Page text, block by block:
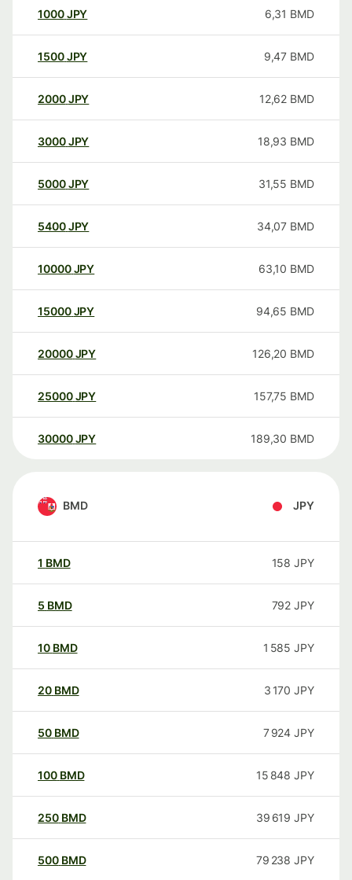
1000JPY 6,31 BMD
1500JPY 9,47 BMD
2000JPY 12,62 BMD
3000JPY 18,93 BMD
5000JPY 31,55 BMD
5400JPY 34,07 BMD
10000 JPY 63,10 BMD
15000 JPY 94,65 BMD
20000 JPY 126,20 BMD
25000 JPY 157,75 BMD
30000 JPY 189,30 BMD
BMD JPY
1 BMD 158 JPY
5 BMD 792 JPY
10 BMD 1 585 JPY
20 BMD 3 170 JPY
50 BMD 7 924 JPY
100 BMD 15 848 JPY
250 BMD 39 619 JPY
500 BMD 79 238 JPY